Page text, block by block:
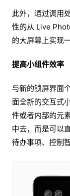
此外，通过调用
性的从 Live
的大屏幕上实现
提高小组件效率
与新的锁屏界面
面全新的交互式
件或者内部的元
中去，而是可以
待办事项、控制